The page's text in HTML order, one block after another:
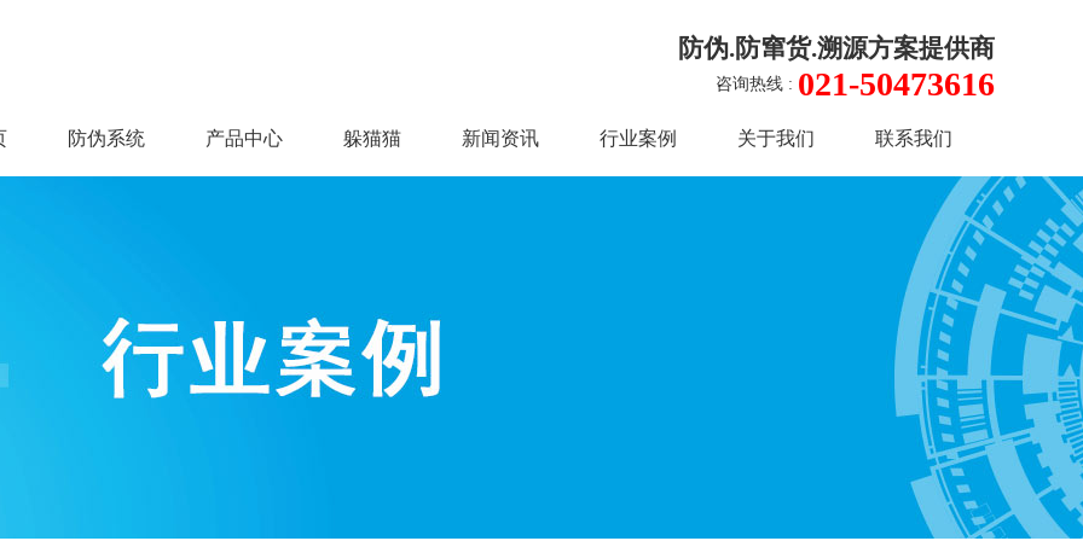
防伪.防窜货.溯源方案提供商
咨询热线 : 021-50473616
防伪系统 产品中心 躲猫猫 新闻资讯 行业案例 关于我们 联系我们